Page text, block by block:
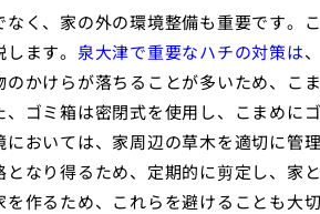
く、家の外の環境整備も重要です。
ます。 泉大津で重要なハチの対策は
かけらが落ちることが多いため、こ
ゴミ箱は密閉式を使用し、こまめに
おいては、家周辺の草木を適切に管
なり得るため、定期的に剪定し、家
作るため、これらを避けることも大